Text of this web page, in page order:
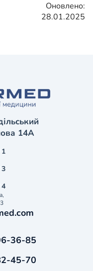
Оновлено:
28.01.2025
14А
36-85
45-70